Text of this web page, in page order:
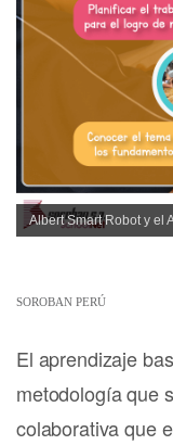
Albert Smart Robot y el
SOROBAN PERÚ
El aprendizaje
metodología que
colaborativa que